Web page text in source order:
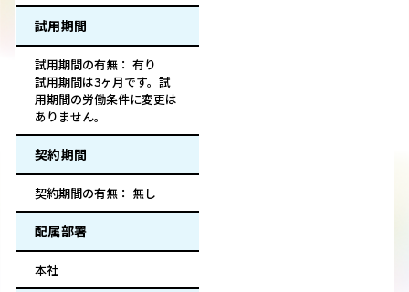
試用期間
試用期間の有無： 有り
試用期間は3ヶ月です。試
用期間の労働条件に変更は
ありません。
契約期間
契約期間の有無： 無し
配属部署
本社